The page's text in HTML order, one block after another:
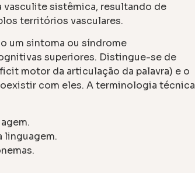
vasculite sistêmica, resultando de
territórios vasculares.
um sintoma ou síndrome
superiores. Distingue-se de
motor da articulação da palavra) e o
com eles. A terminologia técnica
linguagem.